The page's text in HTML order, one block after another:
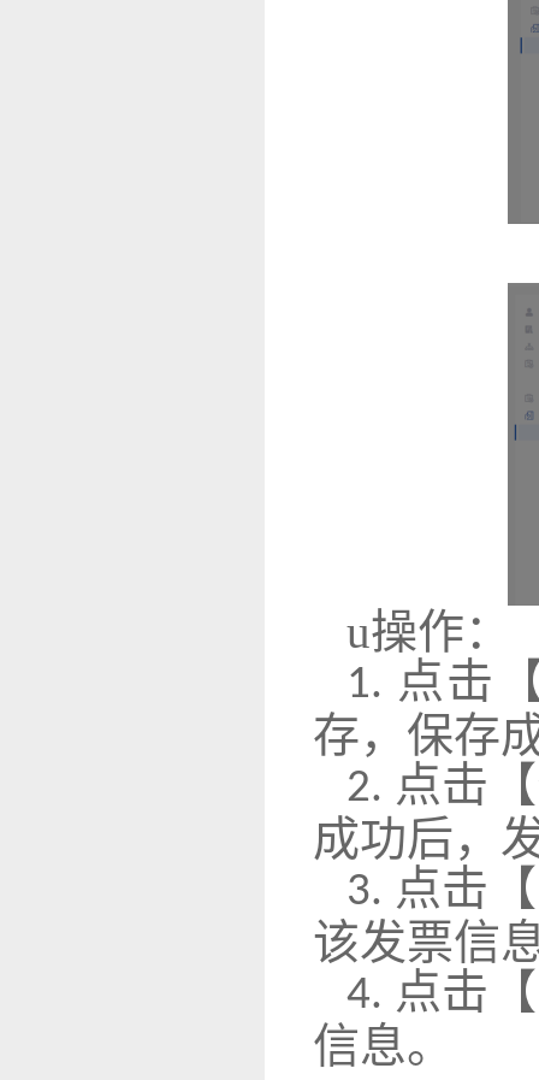
u操作：
1. 点击
存，保存
2. 点击
成功后，
3. 点击
该发票信
4. 点击
信息。